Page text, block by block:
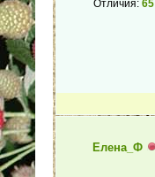
Отличия: 65
Елена_Ф